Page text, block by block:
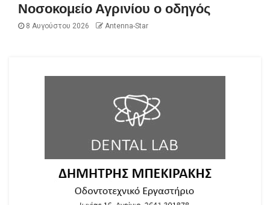
Νοσοκομείο Αγρινίου ο οδηγός
8 Αυγούστου 2026 Antenna-Star